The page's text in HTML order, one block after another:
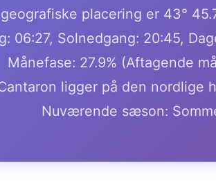
placering er 43°
06:27, Solnedgang: 20:45,
Månefase: 27.9% (Aftagende
ligger på den nordlige
Nuværende sæson: